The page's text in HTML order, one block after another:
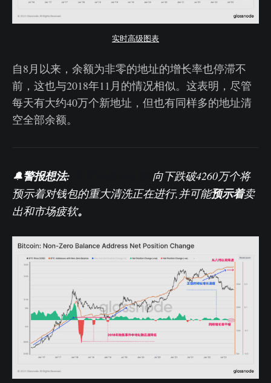
实时高级图表
自8月以来，余额为非零的地址的增长率也停滞不
前，这也与2018年11月的情况相似。这表明，尽管
每天有大约40万个新地址，但也有同样多的地址清
空全部余额。
🔔警报想法:
向下跌破4260万个将
预示着对钱包的重大清洗正在进行,并可能预示着卖
出和市场疲软。